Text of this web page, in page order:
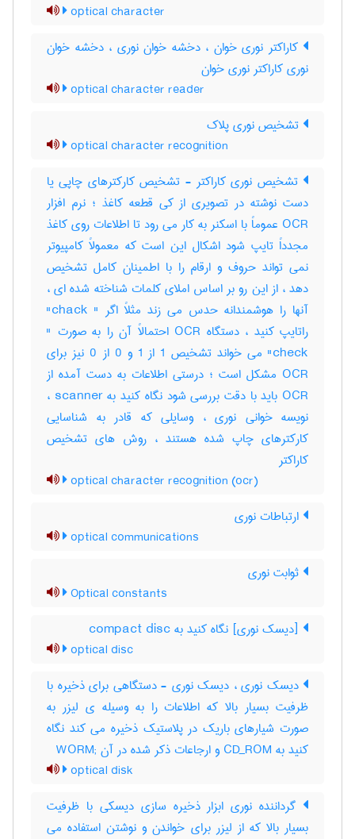
optical character
کاراکتر نوری خوان ، دخشه خوان نوری ، دخشه خوان
نوری کاراکتر نوری خوان
optical character reader
تشخیص نوری پلاک
optical character recognition
تشخیص نوری کاراکتر - تشخیص کارکترهای چاپی یا
دست نوشته در تصویری از کی قطعه کاغذ ؛ نرم افزار
OCR عموماً با اسکنر به کار می رود تا اطلاعات روی کاغذ
مجدداً تایپ شود اشکال این است که معمولاً کامپیوتر
نمی تواند حروف و ارقام را با اطمینان کامل تشخیص
دهد ، از این رو بر اساس املای کلمات شناخته شده ای ،
آنها را هوشمندانه حدس می زند مثلاً اگر " chack"
راتایپ کنید ، دستگاه OCR احتمالاً آن را به صورت "
check" می خواند تشخیص 1 از 1 و 0 از 0 نیز برای
OCR مشکل است ؛ درستی اطلاعات به دست آمده از
OCR باید با دقت بررسی شود نگاه کنید به scanner ،
نویسه‌ خوانی نوری ، وسایلی که قادر به شناسایی
کارکترهای چاپ شده هستند ، روش های تشخیص
کاراکتر
optical character recognition (ocr)
ارتباطات نوری
optical communications
ثوابت نوری
Optical constants
[دیسک نوری] نگاه کنید به ‎ compact disc
optical disc
دیسک نوری ، دیسک نوری - دستگاهی برای ذخیره با
ظرفیت بسیار بالا که اطلاعات را به وسیله ی لیزر به
صورت شیارهای باریک در پلاستیک ذخیره می کند نگاه
کنید به CD_ROM و ارجاعات ذکر شده در آن ;WORM
optical disk
گرداننده نوری ابزار ذخیره سازی دیسکی با ظرفیت
بسیار بالا که از لیزر برای خواندن و نوشتن استفاده می